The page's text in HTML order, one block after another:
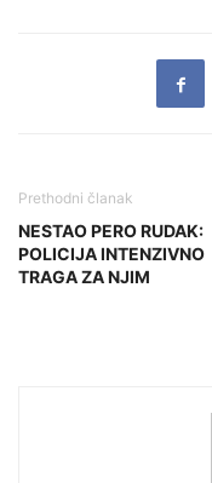
Prethodni članak
NESTAO PERO RUDAK:
POLICIJA INTENZIVNO
TRAGA ZA NJIM